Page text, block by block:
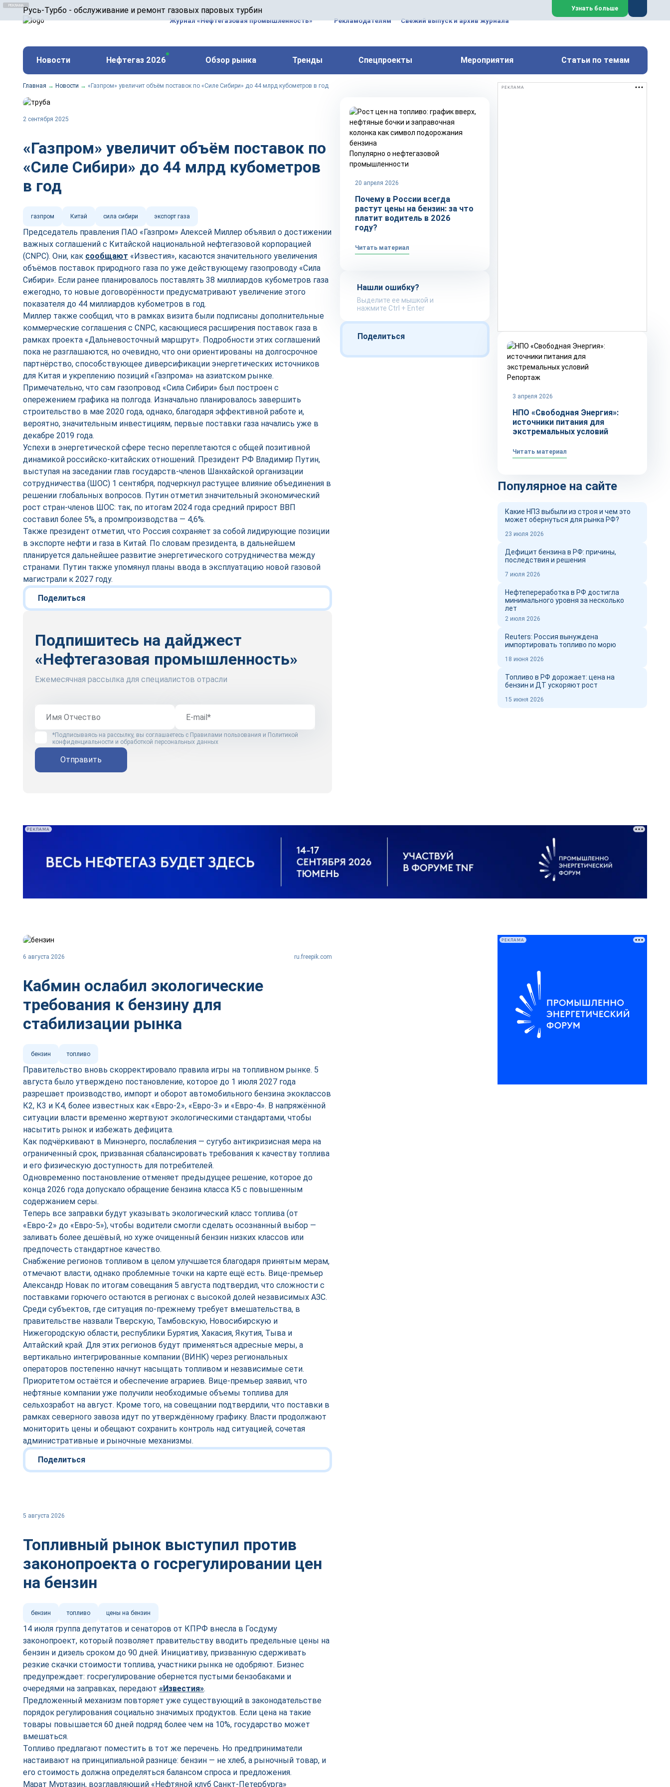
Русь-Турбо - обслуживание и ремонт газовых паровых турбин
ООО «Русь-Турбо» занимается сервисом газовых и паровых турбин, комплексным ремонтом, восстановлением, техническим обслуживанием
оборудования ТЭС, зарубежных поршневых машин и компрессоров, которые работают на нефтегазовых, нефтехимических, металлургических
и других предприятиях.
Реклама. ООО «Русь-Турбо», ИНН 7802588950
erid: F7NfYUJCUneVdwPs4znf
Закрыть
Узнать больше
Журнал «Нефтегазовая промышленность» Рекламодателям Свежий выпуск и архив журнала
Новости Нефтегаз 2026 Обзор рынка Тренды Спецпроекты Мероприятия Статьи по темам
Главная → Новости → «Газпром» увеличит объём поставок по «Силе Сибири» до 44 млрд кубометров в год
2 сентября 2025
«Газпром» увеличит объём поставок по
«Силе Сибири» до 44 млрд кубометров
в год
газпром Китай сила сибири экспорт газа
Председатель правления ПАО «Газпром» Алексей Миллер объявил о достижении
важных соглашений с Китайской национальной нефтегазовой корпорацией
(CNPC). Они, как сообщают «Известия», касаются значительного увеличения
объёмов поставок природного газа по уже действующему газопроводу «Сила
Сибири». Если ранее планировалось поставлять 38 миллиардов кубометров газа
ежегодно, то новые договорённости предусматривают увеличение этого
показателя до 44 миллиардов кубометров в год.
Миллер также сообщил, что в рамках визита были подписаны дополнительные
коммерческие соглашения с CNPC, касающиеся расширения поставок газа в
рамках проекта «Дальневосточный маршрут». Подробности этих соглашений
пока не разглашаются, но очевидно, что они ориентированы на долгосрочное
партнёрство, способствующее диверсификации энергетических источников
для Китая и укреплению позиций «Газпрома» на азиатском рынке.
Примечательно, что сам газопровод «Сила Сибири» был построен с
опережением графика на полгода. Изначально планировалось завершить
строительство в мае 2020 года, однако, благодаря эффективной работе и,
вероятно, значительным инвестициям, первые поставки газа начались уже в
декабре 2019 года.
Успехи в энергетической сфере тесно переплетаются с общей позитивной
динамикой российско-китайских отношений. Президент РФ Владимир Путин,
выступая на заседании глав государств-членов Шанхайской организации
сотрудничества (ШОС) 1 сентября, подчеркнул растущее влияние объединения в
решении глобальных вопросов. Путин отметил значительный экономический
рост стран-членов ШОС: так, по итогам 2024 года средний прирост ВВП
составил более 5%, а промпроизводства — 4,6%.
Также президент отметил, что Россия сохраняет за собой лидирующие позиции
в экспорте нефти и газа в Китай. По словам президента, в дальнейшем
планируется дальнейшее развитие энергетического сотрудничества между
странами. Путин также упомянул планы ввода в эксплуатацию новой газовой
магистрали к 2027 году.
Поделиться
Подпишитесь на дайджест
«Нефтегазовая промышленность»
Ежемесячная рассылка для специалистов отрасли
*Подписываясь на рассылку, вы соглашаетесь с Правилами пользования и Политикой
конфиденциальности и обработкой персональных данных
Отправить
Популярно о нефтегазовой
промышленности
20 апреля 2026
Почему в России всегда
растут цены на бензин: за что
платит водитель в 2026
году?
Читать материал
Нашли ошибку?
Выделите ее мышкой и
нажмите Ctrl + Enter
Поделиться
РЕКЛАМА
Репортаж
3 апреля 2026
НПО «Свободная Энергия»:
источники питания для
экстремальных условий
Читать материал
Популярное на сайте
Какие НПЗ выбыли из строя и чем это
может обернуться для рынка РФ?
23 июля 2026
Дефицит бензина в РФ: причины,
последствия и решения
7 июля 2026
Нефтепереработка в РФ достигла
минимального уровня за несколько
лет
2 июля 2026
Reuters: Россия вынуждена
импортировать топливо по морю
18 июня 2026
Топливо в РФ дорожает: цена на
бензин и ДТ ускоряют рост
15 июня 2026
РЕКЛАМА
6 августа 2026 ru.freepik.com
Кабмин ослабил экологические
требования к бензину для
стабилизации рынка
бензин топливо
Правительство вновь скорректировало правила игры на топливном рынке. 5
августа было утверждено постановление, которое до 1 июля 2027 года
разрешает производство, импорт и оборот автомобильного бензина экоклассов
К2, К3 и К4, более известных как «Евро-2», «Евро-3» и «Евро-4». В напряжённой
ситуации власти временно жертвуют экологическими стандартами, чтобы
насытить рынок и избежать дефицита.
Как подчёркивают в Минэнерго, послабления — сугубо антикризисная мера на
ограниченный срок, призванная сбалансировать требования к качеству топлива
и его физическую доступность для потребителей.
Одновременно постановление отменяет предыдущее решение, которое до
конца 2026 года допускало обращение бензина класса К5 с повышенным
содержанием серы.
Теперь все заправки будут указывать экологический класс топлива (от
«Евро-2» до «Евро-5»), чтобы водители смогли сделать осознанный выбор —
заливать более дешёвый, но хуже очищенный бензин низких классов или
предпочесть стандартное качество.
Снабжение регионов топливом в целом улучшается благодаря принятым мерам,
отмечают власти, однако проблемные точки на карте ещё есть. Вице-премьер
Александр Новак по итогам совещания 5 августа подтвердил, что сложности с
поставками горючего остаются в регионах с высокой долей независимых АЗС.
Среди субъектов, где ситуация по-прежнему требует вмешательства, в
правительстве назвали Тверскую, Тамбовскую, Новосибирскую и
Нижегородскую области, республики Бурятия, Хакасия, Якутия, Тыва и
Алтайский край. Для этих регионов будут применяться адресные меры, а
вертикально интегрированные компании (ВИНК) через региональных
операторов постепенно начнут насыщать топливом и независимые сети.
Приоритетом остаётся и обеспечение аграриев. Вице-премьер заявил, что
нефтяные компании уже получили необходимые объемы топлива для
сельхозработ на август. Кроме того, на совещании подтвердили, что поставки в
рамках северного завоза идут по утверждённому графику. Власти продолжают
мониторить цены и обещают сохранить контроль над ситуацией, сочетая
административные и рыночные механизмы.
Поделиться
5 августа 2026
Топливный рынок выступил против
законопроекта о госрегулировании цен
на бензин
бензин топливо цены на бензин
14 июля группа депутатов и сенаторов от КПРФ внесла в Госдуму
законопроект, который позволяет правительству вводить предельные цены на
бензин и дизель сроком до 90 дней. Инициативу, призванную сдерживать
резкие скачки стоимости топлива, участники рынка не одобряют. Бизнес
предупреждает: госрегулирование обернется пустыми бензобаками и
очередями на заправках, передают «Известия».
Предложенный механизм повторяет уже существующий в законодательстве
порядок регулирования социально значимых продуктов. Если цена на такие
товары повышается 60 дней подряд более чем на 10%, государство может
вмешаться.
Топливо предлагают поместить в тот же перечень. Но предприниматели
настаивают на принципиальной разнице: бензин — не хлеб, а рыночный товар, и
его стоимость должна определяться балансом спроса и предложения.
Марат Муртазин, возглавляющий «Нефтяной клуб Санкт-Петербурга»
РЕКЛАМА